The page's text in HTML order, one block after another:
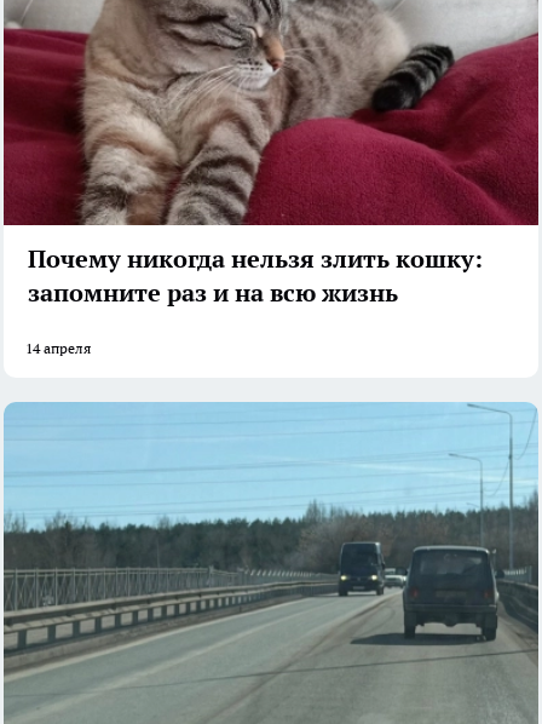
Почему никогда нельзя злить кошку:
запомните раз и на всю жизнь
14 апреля